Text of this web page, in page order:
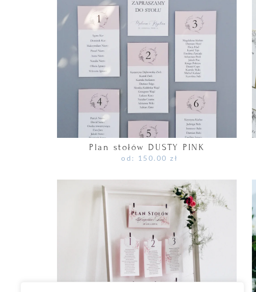
Plan stołów DUSTY PINK
od: 150.00zł